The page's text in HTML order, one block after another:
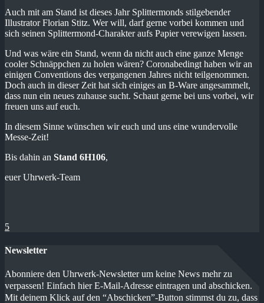
Auch mit am Stand ist dieses Jahr Splittermonds stilgebender
Illustrator Florian Stitz. Wer will, darf gerne vorbei kommen und
sich seinen Splittermond-Charakter aufs Papier verewigen lassen.
Und was wäre ein Stand, wenn da nicht auch eine ganze Menge
cooler Schnäppchen zu holen wären? Coronabedingt haben wir an
einigen Conventions des vergangenen Jahres nicht teilgenommen.
Doch auch in dieser Zeit hat sich einiges an B-Ware angesammelt,
dass nun ein neues zuhause sucht. Schaut gerne bei uns vorbei, wir
freuen uns auf euch.
In diesem Sinne wünschen wir euch und uns eine wundervolle
Messe-Zeit!
Bis dahin an Stand 6H106,
euer Uhrwerk-Team
5
Newsletter
Abonniere den Uhrwerk-Newsletter um keine News mehr zu
verpassen! Einfach hier E-Mail-Adresse eintragen und abschicken.
Mit deinem Klick auf den “Abschicken”-Button stimmst du zu, dass